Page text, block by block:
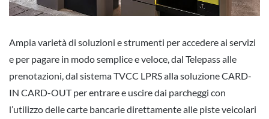
Ampia varietà di soluzioni e strumenti per accedere ai servizi
e per pagare in modo semplice e veloce, dal Telepass alle
prenotazioni, dal sistema TVCC LPRS alla soluzione CARD-
IN CARD-OUT per entrare e uscire dai parcheggi con
l’utilizzo delle carte bancarie direttamente alle piste veicolari